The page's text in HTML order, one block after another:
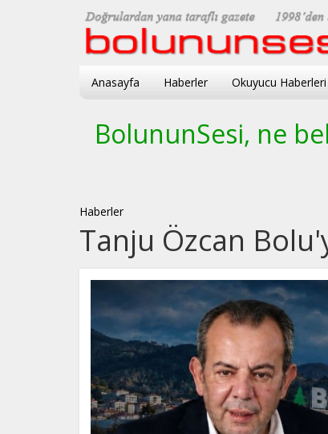
Anasayfa Haberler Okuyucu Haberleri
BolununSesi, ne
Haberler
Tanju Özcan